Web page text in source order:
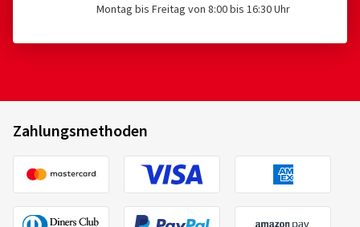
Montag bis Freitag von 8:00 bis 16:30 Uhr
Zahlungsmethoden